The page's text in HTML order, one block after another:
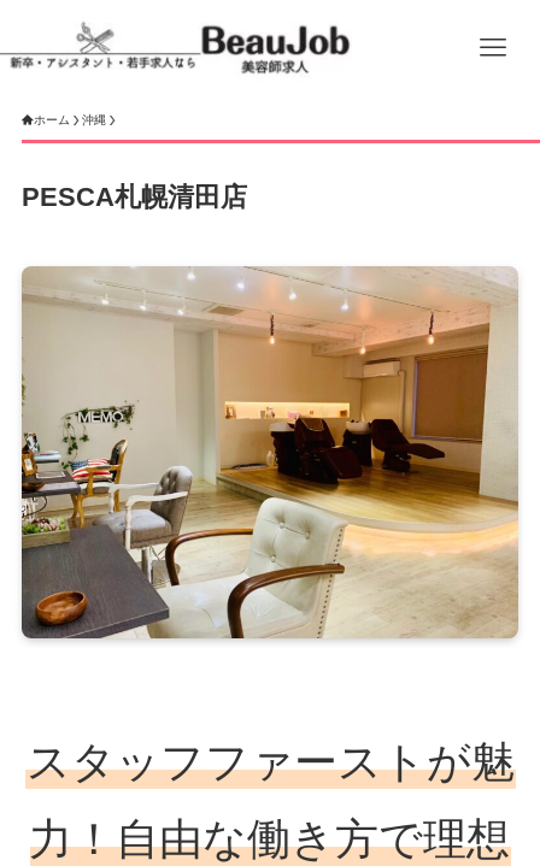
ホーム 沖縄
PESCA札幌清田店
スタッフファーストが魅
力！自由な働き方で理想